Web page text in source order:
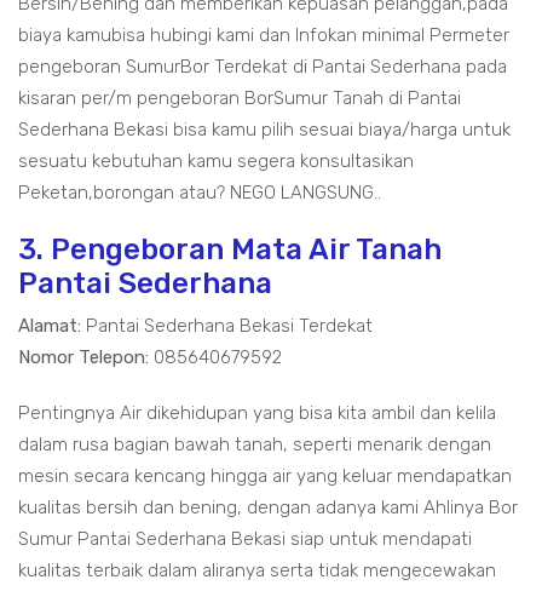
biaya kamubisa hubingi kami dan Infokan minimal Permeter
pengeboran SumurBor Terdekat di Pantai Sederhana pada
kisaran per/m pengeboran BorSumur Tanah di Pantai
Sederhana Bekasi bisa kamu pilih sesuai biaya/harga untuk
sesuatu kebutuhan kamu segera konsultasikan
Peketan,borongan atau? NEGO LANGSUNG..
3. Pengeboran Mata Air Tanah
Pantai Sederhana
Alamat: Pantai Sederhana Bekasi Terdekat
Nomor Telepon: 085640679592
Pentingnya Air dikehidupan yang bisa kita ambil dan kelila
dalam rusa bagian bawah tanah, seperti menarik dengan
mesin secara kencang hingga air yang keluar mendapatkan
kualitas bersih dan bening, dengan adanya kami Ahlinya Bor
Sumur Pantai Sederhana Bekasi siap untuk mendapati
kualitas terbaik dalam aliranya serta tidak mengecewakan